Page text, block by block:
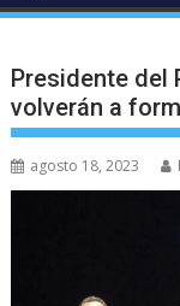
Presidente del
volverán a
agosto 18, 2023